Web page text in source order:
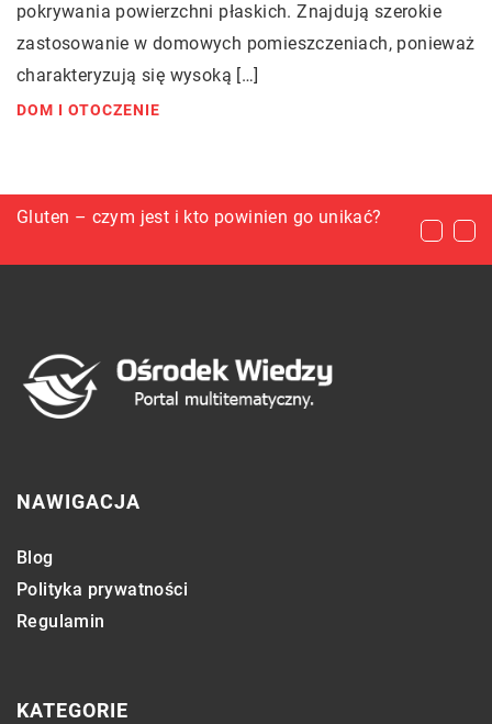
pokrywania powierzchni płaskich. Znajdują szerokie
zastosowanie w domowych pomieszczeniach, ponieważ
charakteryzują się wysoką […]
DOM I OTOCZENIE
Jak odświeżyć styl mieszkania po dekadach
Gluten – czym jest i kto powinien go unikać?
Efektowne dekoracje salonowe
NAWIGACJA
Blog
Polityka prywatności
Regulamin
KATEGORIE